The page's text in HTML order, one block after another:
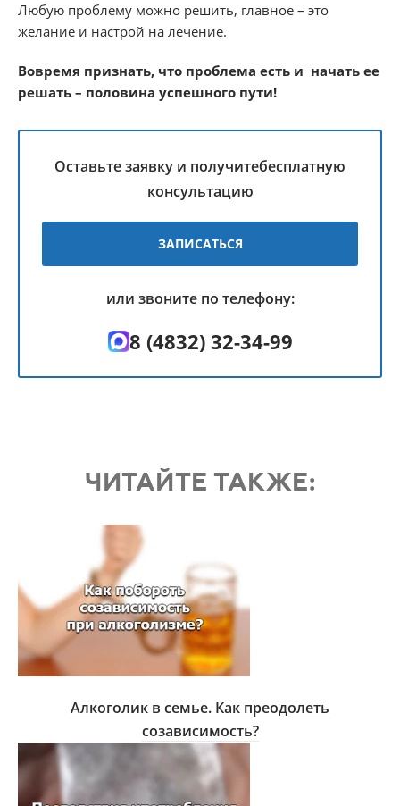
Любую проблему можно решить, главное – это
желание и настрой на лечение.
Вовремя признать, что проблема есть и начать ее
решать – половина успешного пути!
Оставьте заявку и получитебесплатную
консультацию
ЗАПИСАТЬСЯ
или звоните по телефону:
8 (4832) 32-34-99
ЧИТАЙТЕ ТАКЖЕ:
Алкоголик в семье. Как преодолеть
созависимость?